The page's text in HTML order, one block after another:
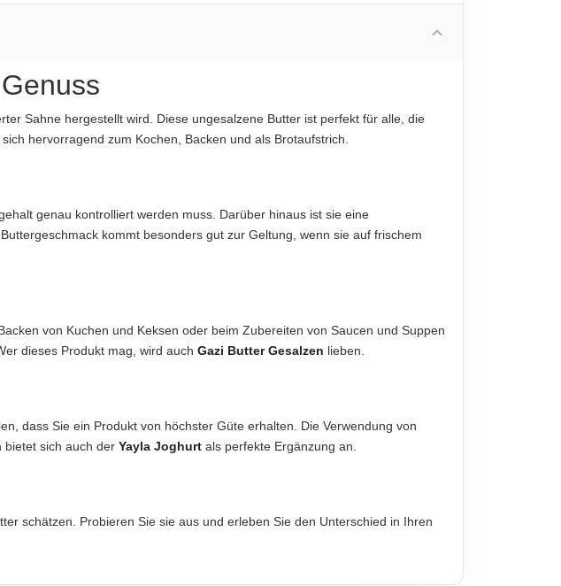
56 g
jeweiligen Produktverpackung; nur diese sind verbindlich.
jeweiligen Produktverpackung; nur diese sind verbindlich.
Sahne hergestellt wird. Diese ungesalzene Butter ist perfekt für alle, die
hervorragend zum Kochen, Backen und als Brotaufstrich.
genau kontrolliert werden muss. Darüber hinaus ist sie eine
kommt besonders gut zur Geltung, wenn sie auf frischem
von Kuchen und Keksen oder beim Zubereiten von Saucen und Suppen
dieses Produkt mag, wird auch Gazi Butter Gesalzen lieben.
dass Sie ein Produkt von höchster Güte erhalten. Die Verwendung von
bietet sich auch der Yayla Joghurt als perfekte Ergänzung an.
schätzen. Probieren Sie sie aus und erleben Sie den Unterschied in Ihren